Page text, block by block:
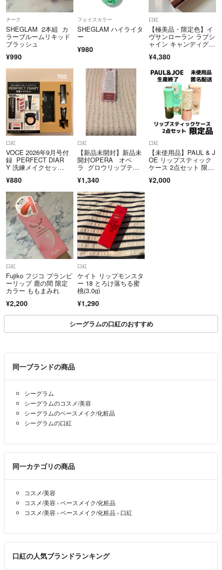
く別のブランドの商品だと勘違いされていたご購入者様がおり、くもり
評価あり
チーク
SHEGLAM 2本組 カ
ラーブルームリキッド
ブラッシュ
¥990
フェイスカラー
SHEGLAM ハイライタ
ー
¥980
口紅
【極美品・限定色】イ
ヴサンローラン ラブシ
ャイン キャンディグロ
定 ラメ リップ
¥4,380
口紅
VOCE 2026年9月号付
録 PERFECT DIAR
Y 洗練メイクセッ
ク 703】
¥880
口紅
【新品未開封】新品未
開封OPERA オペ
ラ グロウリップティ
¥1,340
口紅
【未使用品】PAUL & J
OE リップスティック
ケース 2点セット 限定
¥2,000
口紅
Fujiko フジコ プランピ
ーリップ 鹿の間 限定
カラー ももまみれ
¥2,200
口紅
ケイト リップモンスタ
ー 18 とろけ落ちる蜜
桃(3.0g)
¥1,290
シーグラムの口紅のおすすめ
同一ブランドの商品
シーグラム
シーグラムのコスメ/美容
シーグラムのベースメイク/化粧品
シーグラムの口紅
同一カテゴリの商品
コスメ/美容
コスメ/美容 › ベースメイク/化粧品
コスメ/美容 › ベースメイク/化粧品 › 口紅
口紅の人気ブランドランキング